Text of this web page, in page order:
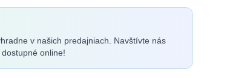
v našich predajniach. Navštívte nás
online!